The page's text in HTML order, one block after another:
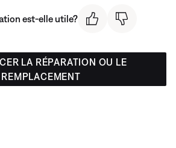
est-elle utile?
LA RÉPARATION OU LE
REMPLACEMENT